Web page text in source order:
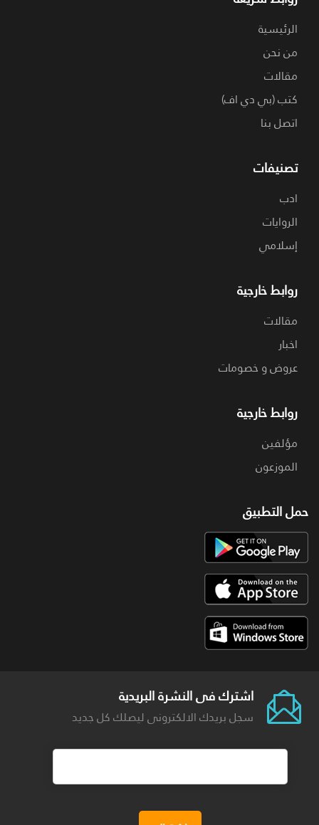
الرئيسية
من نحن
مقالات
كتب (بي دي اف)
اتصل بنا
تصنيفات
ادب
الروايات
إسلامي
روابط خارجية
مقالات
اخبار
عروض و خصومات
روابط خارجية
مؤلفين
الموزعون
حمل التطبيق
اشترك فى النشرة البريدية
سجل بريدك الالكترونى ليصلك كل جديد